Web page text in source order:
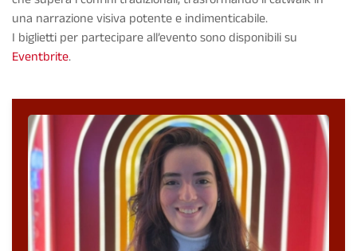
una narrazione visiva potente e indimenticabile.
I biglietti per partecipare all’evento sono disponibili su
Eventbrite.